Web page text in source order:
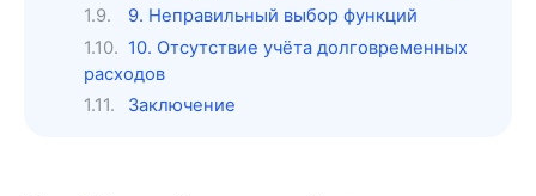
9. Неправильный выбор функций
10. Отсутствие учёта долговременных
расходов
Заключение